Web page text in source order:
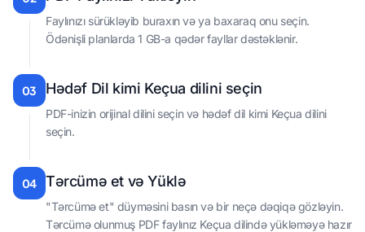
Faylınızı sürükləyib buraxın və ya baxaraq onu seçin.
Ödənişli planlarda 1 GB-a qədər fayllar dəstəklənir.
03 Hədəf Dil kimi Keçua dilini seçin
PDF-inizin orijinal dilini seçin və hədəf dil kimi Keçua dilini
seçin.
04 Tərcümə et və Yüklə
"Tərcümə et" düyməsini basın və bir neçə dəqiqə gözləyin.
Tərcümə olunmuş PDF faylınız Keçua dilində yükləməyə hazır